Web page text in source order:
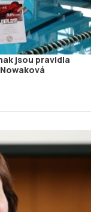
jsou pravidla